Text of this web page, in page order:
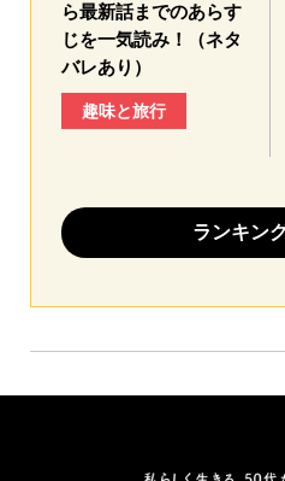
ら最新話までのあらす
じを一気読み！（ネタ
バレあり）
趣味と旅行
ランキン